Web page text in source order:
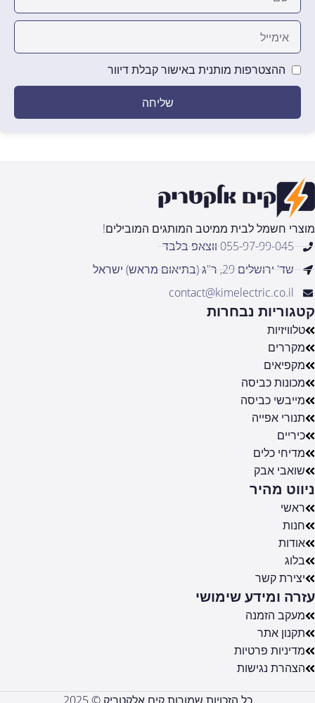
ההצטרפות מותנית באישור קבלת דיוור
שליחה
מוצרי חשמל לבית ממיטב המותגים המובילים!
055-97-99-045 ווצאפ בלבד
שד' ירושלים 29, ר"ג (בתיאום מראש) ישראל
contact@kimelectric.co.il
קטגוריות נבחרות
טלוויזיות
מקררים
מקפיאים
מכונות כביסה
מייבשי כביסה
תנורי אפייה
כיריים
מדיחי כלים
שואבי אבק
ניווט מהיר
ראשי
חנות
אודות
בלוג
יצירת קשר
עזרה ומידע שימושי
מעקב הזמנה
תקנון אתר
מדיניות פרטיות
הצהרת נגישות